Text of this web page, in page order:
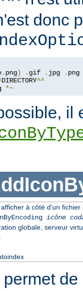
donc
. png) . gif . jpg .
DIRECTORY^^
*~
il
à côté d'un
icône
globale, serveur